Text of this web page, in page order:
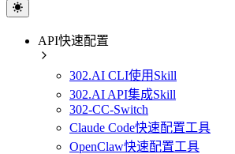
API快速配置
302.AI CLI使用Skill
302.AI API集成Skill
302-CC-Switch
Claude Code快速配置工具
OpenClaw快速配置工具